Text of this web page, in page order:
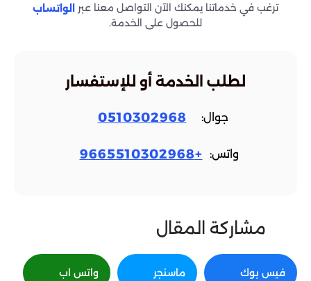
ترغب في خدماتنا يمكنك الآن التواصل معنا عبر
الواتساب
للحصول على الخدمة.
لطلب الخدمة أو للإستفسار
جوال: 0510302968
واتس: +9665510302968
مشاركة المقال
فيس بوك ماسنجر واتس اب